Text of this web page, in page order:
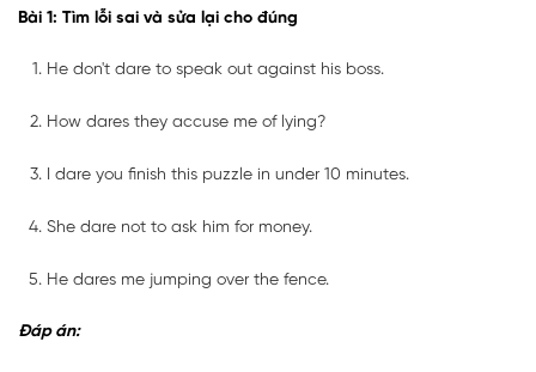
Bài 1: Tìm lỗi sai và sửa lại cho đúng
He don't dare to speak out against his boss.
How dares they accuse me of lying?
I dare you finish this puzzle in under 10 minutes.
She dare not to ask him for money.
He dares me jumping over the fence.
Đáp án: